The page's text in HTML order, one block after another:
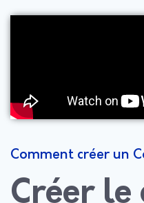
Comment créer un
Créer le